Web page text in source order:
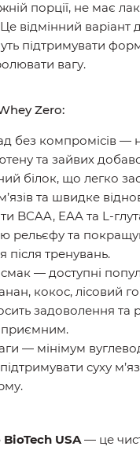
порції, не має
відмінний варіант
підтримувати
вагу.
Zero:
без компромісів —
та зайвих
білок, що легко
та швидке
BCAA, EAA та L-
рельєфу та
після тренувань.
— доступні
кокос, лісовий
задоволення та
приємним.
— мінімум
суху
USA— це